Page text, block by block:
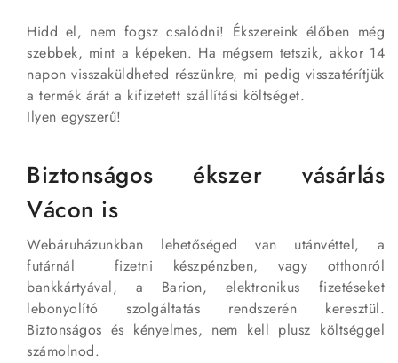
Hidd el, nem fogsz csalódni! Ékszereink élőben még
szebbek, mint a képeken. Ha mégsem tetszik, akkor 14
napon visszaküldheted részünkre, mi pedig visszatérítjük
a termék árát a kifizetett szállítási költséget.
Ilyen egyszerű!
Biztonságos ékszer vásárlás
Vácon is
Webáruházunkban lehetőséged van utánvéttel, a
futárnál fizetni készpénzben, vagy otthonról
bankkártyával, a Barion, elektronikus fizetéseket
lebonyolító szolgáltatás rendszerén keresztül.
Biztonságos és kényelmes, nem kell plusz költséggel
számolnod.